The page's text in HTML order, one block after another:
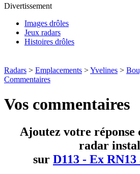
Divertissement
Images drôles
Jeux radars
Histoires drôles
Radars > Emplacements >Yvelines >
Commentaires
Vos commentaires
Ajoutez votre réponse
radar
sur D113 - Ex